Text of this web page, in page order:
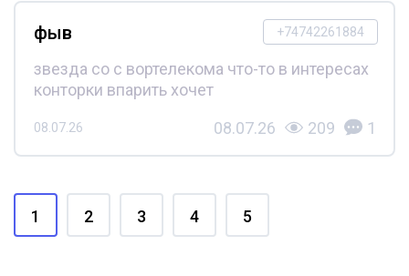
+74742261884
фыв
звезда со с вортелекома что-то в интересах
конторки впарить хочет
08.07.26 08.07.26 209 1
1 2 3 4 5